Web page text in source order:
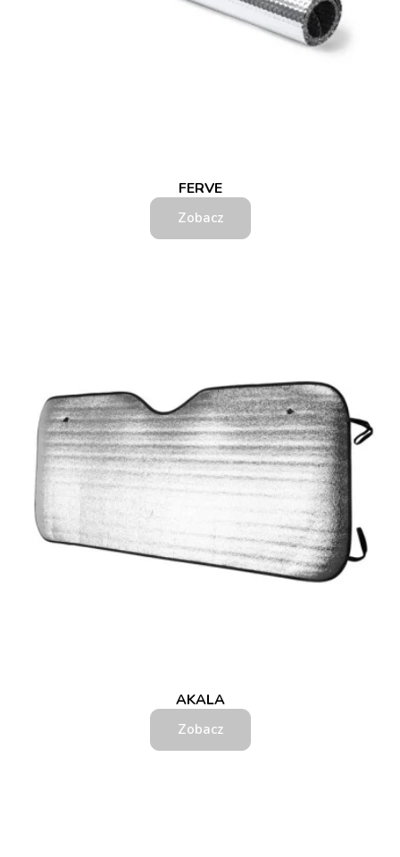
FERVE
Zobacz
AKALA
Zobacz